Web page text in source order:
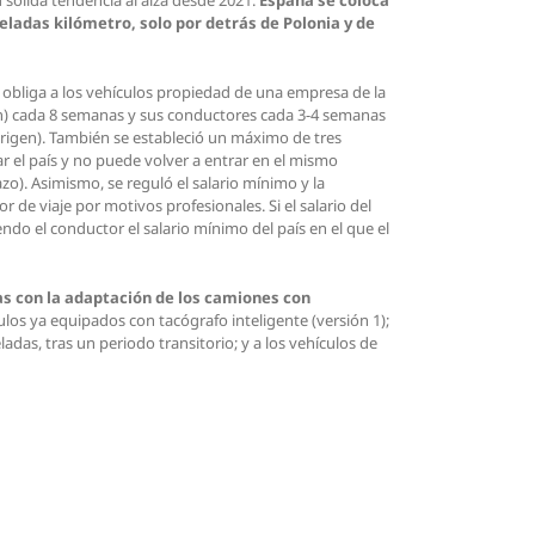
kilómetro, solo por detrás de Polonia y de
a los vehículos propiedad de una empresa de la
8 semanas y sus conductores cada 3-4 semanas
También se estableció un máximo de tres
el país y no puede volver a entrar en el mismo
Asimismo, se reguló el salario mínimo y la
de viaje por motivos profesionales. Si el salario del
el conductor el salario mínimo del país en el que el
con la adaptación de los camiones con
ya equipados con tacógrafo inteligente (versión 1);
tras un periodo transitorio; y a los vehículos de